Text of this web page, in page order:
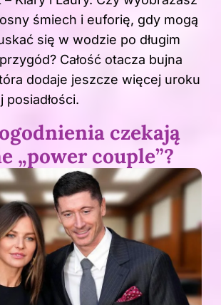
śmiech i euforię, gdy mogą
się w wodzie po długim
Całość otacza bujna
dodaje jeszcze więcej uroku
posiadłości.
czekają
„power couple”?